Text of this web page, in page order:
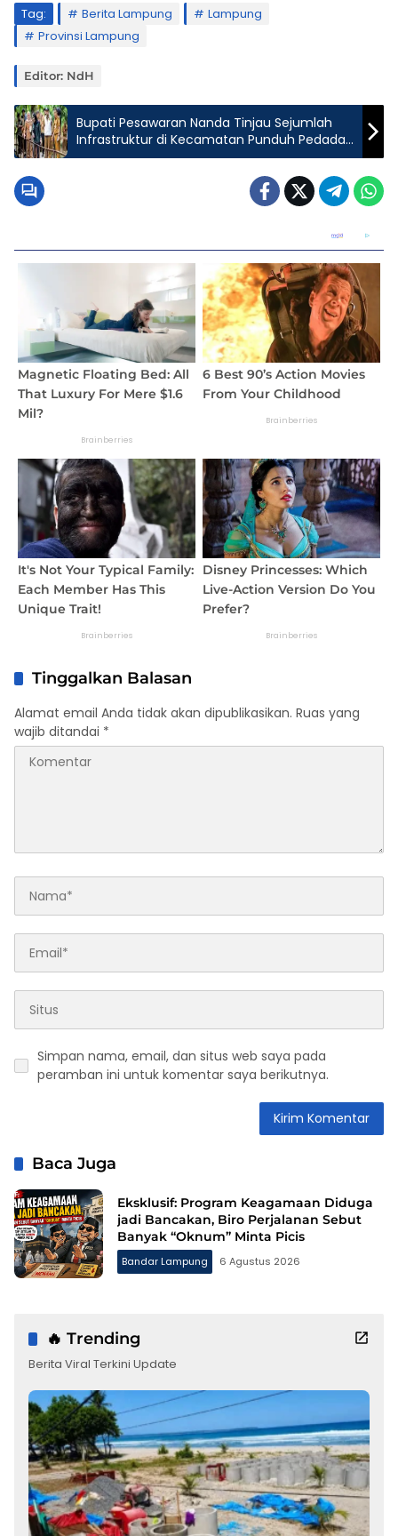
Tag: Berita Lampung
Lampung
Provinsi Lampung
Editor: NdH
Bupati Pesawaran Nanda Tinjau Sejumlah
Infrastruktur di Kecamatan Punduh Pedada
dan Marga Punduh
Tinggalkan Balasan
Alamat email Anda tidak akan dipublikasikan. Ruas yang
wajib ditandai *
Simpan nama, email, dan situs web saya pada
peramban ini untuk komentar saya berikutnya.
Baca Juga
Eksklusif: Program Keagamaan Diduga
jadi Bancakan, Biro Perjalanan Sebut
Banyak “Oknum” Minta Picis
Bandar Lampung 6 Agustus 2026
🔥 Trending
Berita Viral Terkini Update